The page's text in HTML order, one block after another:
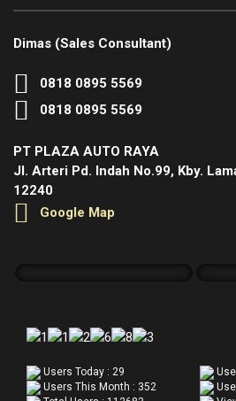
Dimas (Sales Consultant)
0818 0895 5569
0818 0895 5569
PT PLAZA AUTO RAYA
Jl. Arteri Pd. Indah No.99, Kby.
12240
Google Map
Users Today : 29
Users This Month : 352